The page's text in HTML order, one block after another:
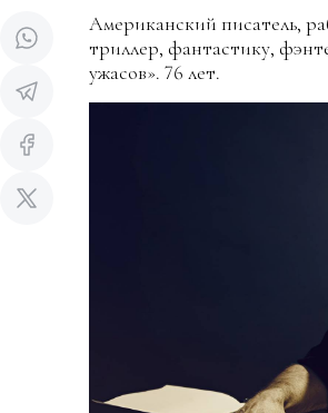
Американский писатель,
триллер, фантастику,
ужасов». 76 лет.